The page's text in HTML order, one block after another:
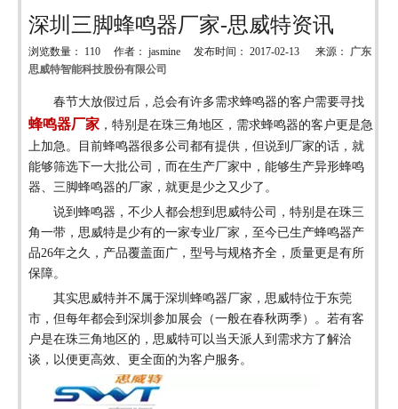
深圳三脚蜂鸣器厂家-思威特资讯
浏览数量： 110 作者： jasmine 发布时间： 2017-02-13 来源： 广东
思威特智能科技股份有限公司
春节大放假过后，总会有许多需求蜂鸣器的客户需要寻找
蜂鸣器厂家 ，特别是在珠三角地区，需求蜂鸣器的客户更是急
上加急。目前蜂鸣器很多公司都有提供，但说到厂家的话，就
能够筛选下一大批公司，而在生产厂家中，能够生产异形蜂鸣
器、三脚蜂鸣器的厂家，就更是少之又少了。
说到蜂鸣器，不少人都会想到思威特公司，特别是在珠三
角一带，思威特是少有的一家专业厂家，至今已生产蜂鸣器产
品26年之久，产品覆盖面广，型号与规格齐全，质量更是有所
保障。
其实思威特并不属于深圳蜂鸣器厂家，思威特位于东莞
市，但每年都会到深圳参加展会（一般在春秋两季）。若有客
户是在珠三角地区的，思威特可以当天派人到需求方了解洽
谈，以便更高效、更全面的为客户服务。